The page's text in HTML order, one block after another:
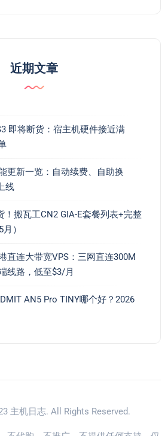
近期文章
即将断货：宿主机硬件接近满
更新一览：自动续费、自助换
线
！搬瓦工CN2 GIA-E套餐列表+完整
）
直连大带宽VPS：三网直连300M
线路，低至$3/月
AN5 Pro TINY哪个好？2026
主机日志. All Rights Reserved.